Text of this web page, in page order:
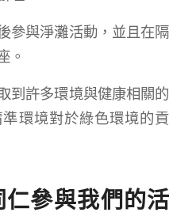
參與淨灘活動，並且在隔
。
到許多環境與健康相關的
環境對於綠色環境的貢
參與我們的活